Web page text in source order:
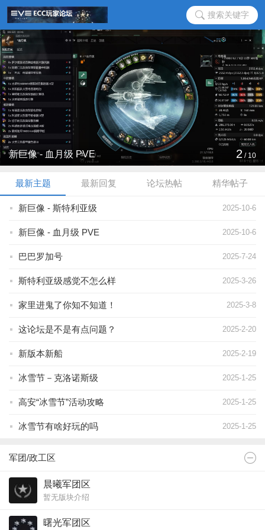
搜索关键字
新巨像 - 血月级 PVE 2 / 10
最新主题 最新回复 论坛热帖 精华帖子
2025-10-6
新巨像 - 斯特利亚级
2025-10-6
新巨像 - 血月级 PVE
2025-7-24
巴巴罗加号
2025-3-26
斯特利亚级感觉不怎么样
2025-3-8
家里进鬼了你知不知道！
2025-2-20
这论坛是不是有点问题？
2025-2-19
新版本新船
2025-1-25
冰雪节－克洛诺斯级
2025-1-25
高安“冰雪节”活动攻略
2025-1-25
冰雪节有啥好玩的吗
军团/政工区
晨曦军团区
暂无版块介绍
曙光军团区